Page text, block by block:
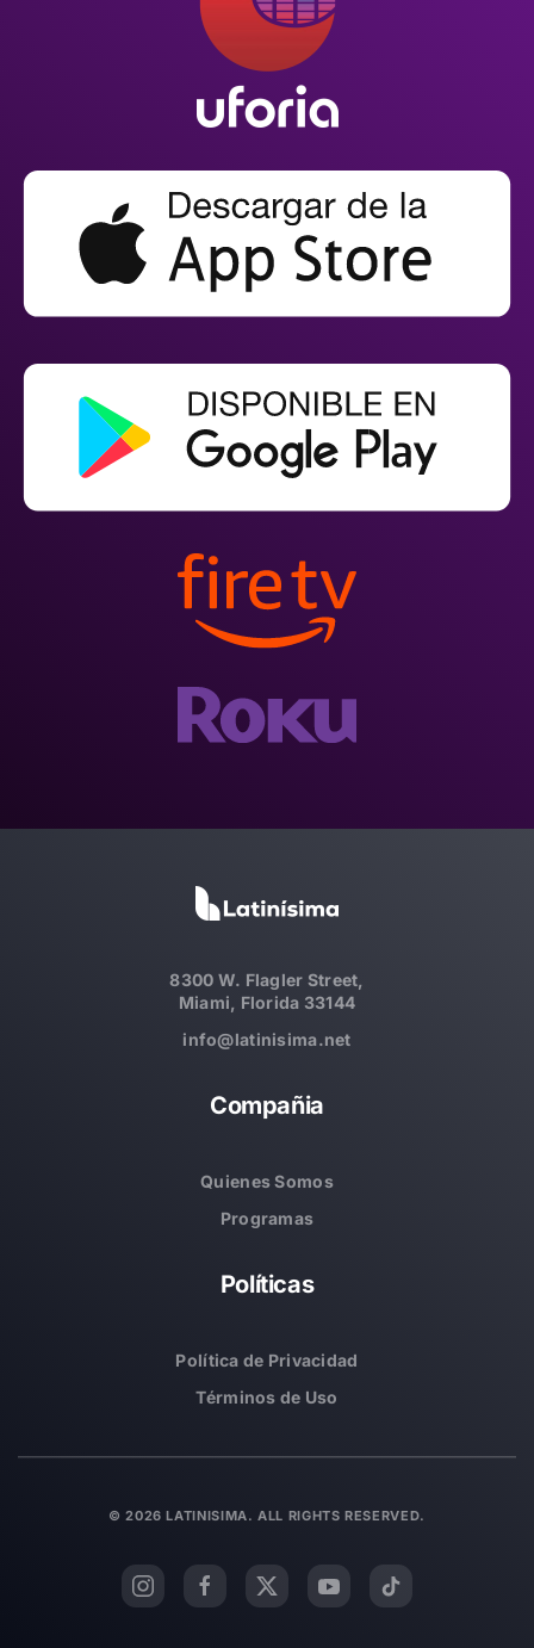
8300 W. Flagler Street,
Miami, Florida 33144
info@latinisima.net
Compañia
Quienes Somos
Programas
Políticas
Política de Privacidad
Términos de Uso
©2026 LATINISIMA. ALL RIGHTS RESERVED.